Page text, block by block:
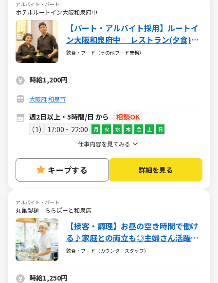
アルバイト・パート
ホテルルートイン大阪和泉府中
【パート・アルバイト採用】ルートイ
ン大阪和泉府中 レストラン(夕食)の
お仕事
飲食・フード（その他フード業務）
時給1,200円
大阪府和泉市
週2日以上・5時間/日 から
相談OK
1
17:00 ~ 22:00 月 火 水 木 金 土 日
仕事内容を見てみる
キープする 詳細を見る
アルバイト・パート
丸亀製麺 ららぽーと和泉店
【接客・調理】お昼の空き時間で働け
る♪家庭との両立も◎主婦さん活躍中
♪お子さまが無償で食事を楽しめる家
飲食・フード（カウンタースタッフ）
時給1,250円